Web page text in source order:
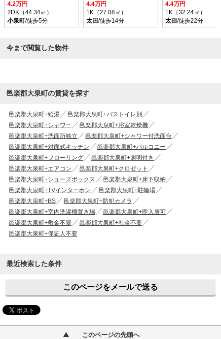
4.2万円
2DK（44.34㎡）
小泉町/徒歩5分
4.4万円
1K（27.08㎡）
太田/徒歩14分
4.4万円
1K（32.24㎡）
太田/徒歩22分
今まで閲覧した物件
邑楽郡大泉町の賃貸を探す
邑楽郡大泉町+給湯
邑楽郡大泉町+バストイレ別
邑楽郡大泉町+シャワー
邑楽郡大泉町+浴室乾燥機
邑楽郡大泉町+洗面所独立
邑楽郡大泉町+シャワー付洗面台
邑楽郡大泉町+対面式キッチン
邑楽郡大泉町+バルコニー
邑楽郡大泉町+フローリング
邑楽郡大泉町+照明付き
邑楽郡大泉町+エアコン
邑楽郡大泉町+クロゼット
邑楽郡大泉町+シューズボックス
邑楽郡大泉町+床下収納
邑楽郡大泉町+TVインターホン
邑楽郡大泉町+駐輪場
邑楽郡大泉町+BS
邑楽郡大泉町+防犯カメラ
邑楽郡大泉町+室内洗濯機置き場
邑楽郡大泉町+即入居可
邑楽郡大泉町+敷金不要
邑楽郡大泉町+礼金不要
邑楽郡大泉町+保証人不要
最近検索した条件
このページをメールで送る
このページの先頭へ